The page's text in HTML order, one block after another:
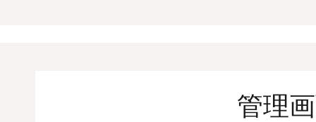
管理